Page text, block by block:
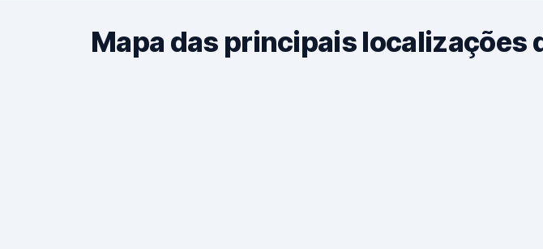
Mapa das principais localizações